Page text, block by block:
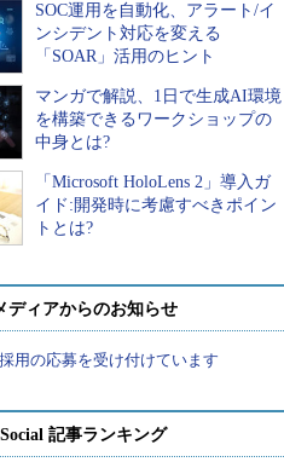
SOC運用を自動化、アラート/イ
ンシデント対応を変える
「SOAR」活用のヒント
マンガで解説、1日で生成AI環境
を構築できるワークショップの
中身とは?
「Microsoft HoloLens 2」導入ガ
イド:開発時に考慮すべきポイン
トとは?
ディアからのお知らせ
用の応募を受け付けています
記事ランキング